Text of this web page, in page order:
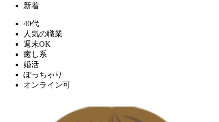
新着
40代
人気の職業
週末OK
癒し系
婚活
ぽっちゃり
オンライン可